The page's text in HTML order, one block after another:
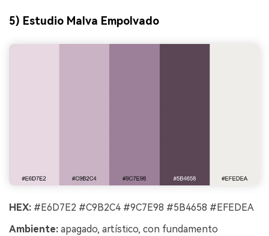
5) Estudio Malva Empolvado
HEX: #E6D7E2 #C9B2C4 #9C7E98 #5B4658 #EFEDEA
Ambiente: apagado, artístico, con fundamento